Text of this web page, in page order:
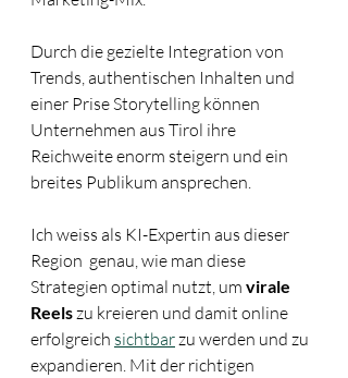
Durch die gezielte Integration von
Trends, authentischen Inhalten und
einer Prise Storytelling können
Unternehmen aus Tirol ihre
Reichweite enorm steigern und ein
breites Publikum ansprechen.
Ich weiss als KI-Expertin aus dieser
Region  genau, wie man diese
Strategien optimal nutzt, um virale
Reels zu kreieren und damit online
erfolgreich sichtbar zu werden und zu
expandieren. Mit der richtigen